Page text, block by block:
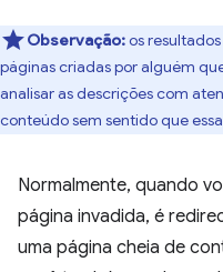
Observação:os
páginas criadas por alguém
analisar as descrições com
conteúdo sem sentido que
Normalmente, quando
página invadida, é
uma página cheia de